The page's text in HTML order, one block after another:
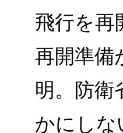
飛行を再
再開準備
明。防衛
かにしな